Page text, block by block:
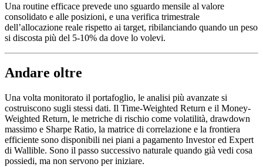
Una routine efficace prevede uno sguardo mensile al valore
consolidato e alle posizioni, e una verifica trimestrale
dell’allocazione reale rispetto ai target, ribilanciando quando un peso
si discosta più del 5-10% da dove lo volevi.
Andare oltre
Una volta monitorato il portafoglio, le analisi più avanzate si
costruiscono sugli stessi dati. Il Time-Weighted Return e il Money-
Weighted Return, le metriche di rischio come volatilità, drawdown
massimo e Sharpe Ratio, la matrice di correlazione e la frontiera
efficiente sono disponibili nei piani a pagamento Investor ed Expert
di Wallible. Sono il passo successivo naturale quando già vedi cosa
possiedi, ma non servono per iniziare.